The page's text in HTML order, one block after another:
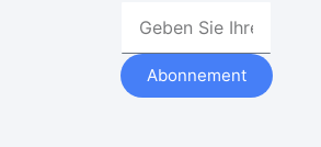
Abonnement